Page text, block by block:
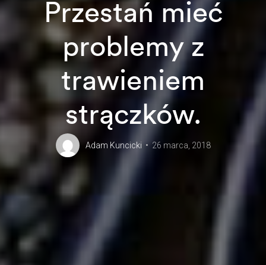
Przestań mieć
problemy z
trawieniem
strączków.
Adam Kuncicki 26 marca, 2018